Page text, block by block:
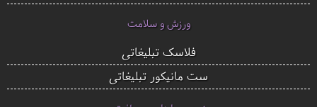
ورزش و سلامت
فلاسک تبلیغاتی
ست مانیکور تبلیغاتی